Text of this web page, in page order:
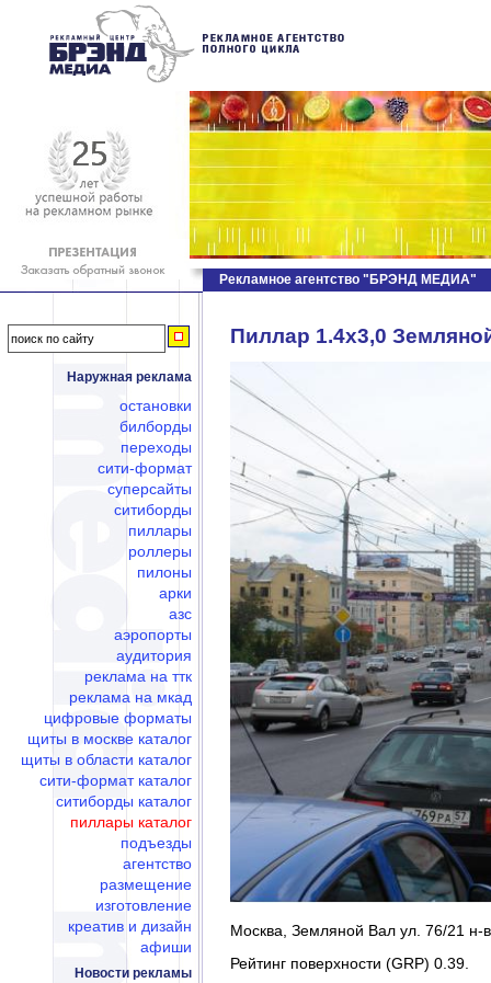
Наружная реклама
остановки
билборды
переходы
сити-формат
суперсайты
ситиборды
пиллары
роллеры
пилоны
арки
азс
аэропорты
аудитория
реклама на ттк
реклама на мкад
цифровые форматы
щиты в москве каталог
щиты в области каталог
сити-формат каталог
ситиборды каталог
пиллары каталог
подъезды
агентство
размещение
изготовление
креатив и дизайн
афиши
Новости рекламы
Рекламное агентство "БРЭНД МЕДИА"
Пиллар 1.4х3,0
Москва, Земляной Вал ул. 76/21 н-
Рейтинг поверхности (GRP) 0.39.